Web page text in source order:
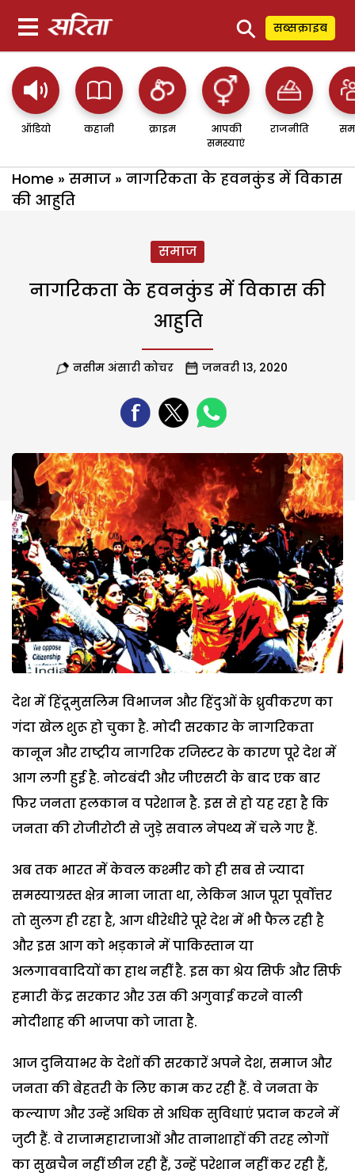
⚲ सब्सक्राइब
ऑडियो कहानी क्राइम
आपकी
समस्याएं
राजनीति
Home » समाज » नागरिकता के हवनकुंड में विकास
की आहुति
समाज
नागरिकता के हवनकुंड में विकास की
आहुति
नसीम अंसारी कोचर जनवरी 13, 2020
देश में हिंदूमुसलिम विभाजन और हिंदुओं के ध्रुवीकरण का
गंदा खेल शुरू हो चुका है. मोदी सरकार के नागरिकता
कानून और राष्ट्रीय नागरिक रजिस्टर के कारण पूरे देश में
आग लगी हुई है. नोटबंदी और जीएसटी के बाद एक बार
फिर जनता हलकान व परेशान है. इस से हो यह रहा है कि
जनता की रोजीरोटी से जुड़े सवाल नेपथ्य में चले गए हैं.
अब तक भारत में केवल कश्मीर को ही सब से ज्यादा
समस्याग्रस्त क्षेत्र माना जाता था, लेकिन आज पूरा पूर्वोत्तर
तो सुलग ही रहा है, आग धीरेधीरे पूरे देश में भी फैल रही है
और इस आग को भड़काने में पाकिस्तान या
अलगाववादियों का हाथ नहीं है. इस का श्रेय सिर्फ और सिर्फ
हमारी केंद्र सरकार और उस की अगुवाई करने वाली
मोदीशाह की भाजपा को जाता है.
आज दुनियाभर के देशों की सरकारें अपने देश, समाज और
जनता की बेहतरी के लिए काम कर रही हैं. वे जनता के
कल्याण और उन्हें अधिक से अधिक सुविधाएं प्रदान करने में
जुटी हैं. वे राजामहाराजाओं और तानाशाहों की तरह लोगों
का सुखचैन नहीं छीन रही हैं, उन्हें परेशान नहीं कर रही हैं,